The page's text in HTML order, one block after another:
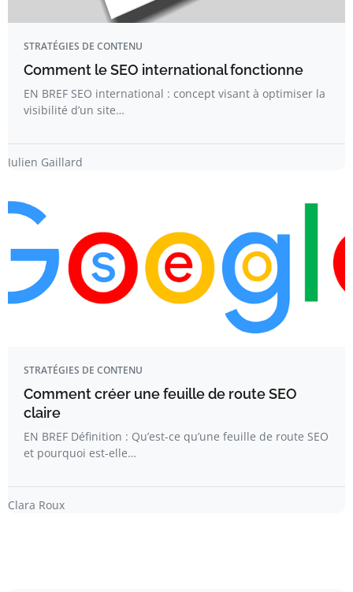
STRATÉGIES DE CONTENU
Comment le SEO international fonctionne
EN BREF SEO international : concept visant à optimiser la
visibilité d’un site…
Julien Gaillard
STRATÉGIES DE CONTENU
Comment créer une feuille de route SEO
claire
EN BREF Définition : Qu’est-ce qu’une feuille de route SEO
et pourquoi est-elle…
Clara Roux